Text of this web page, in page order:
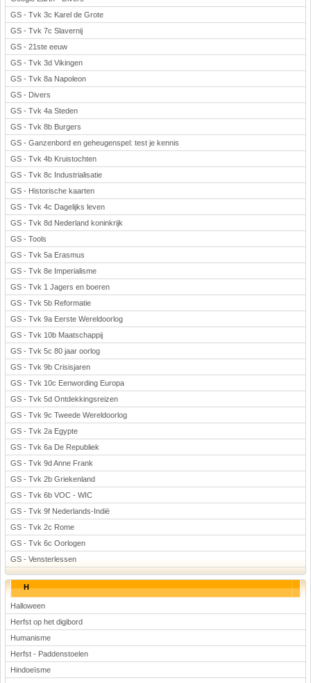
GS - Tvk 3c Karel de Grote
GS - Tvk 7c Slavernij
GS - 21ste eeuw
GS - Tvk 3d Vikingen
GS - Tvk 8a Napoleon
GS - Divers
GS - Tvk 4a Steden
GS - Tvk 8b Burgers
GS - Ganzenbord en geheugenspel: test je kennis
GS - Tvk 4b Kruistochten
GS - Tvk 8c Industrialisatie
GS - Historische kaarten
GS - Tvk 4c Dagelijks leven
GS - Tvk 8d Nederland koninkrijk
GS - Tools
GS - Tvk 5a Erasmus
GS - Tvk 8e Imperialisme
GS - Tvk 1 Jagers en boeren
GS - Tvk 5b Reformatie
GS - Tvk 9a Eerste Wereldoorlog
GS - Tvk 10b Maatschappij
GS - Tvk 5c 80 jaar oorlog
GS - Tvk 9b Crisisjaren
GS - Tvk 10c Eenwording Europa
GS - Tvk 5d Ontdekkingsreizen
GS - Tvk 9c Tweede Wereldoorlog
GS - Tvk 2a Egypte
GS - Tvk 6a De Republiek
GS - Tvk 9d Anne Frank
GS - Tvk 2b Griekenland
GS - Tvk 6b VOC - WIC
GS - Tvk 9f Nederlands-Indië
GS - Tvk 2c Rome
GS - Tvk 6c Oorlogen
GS - Vensterlessen
H
Halloween
Herfst op het digibord
Humanisme
Herfst - Paddenstoelen
Hindoeïsme